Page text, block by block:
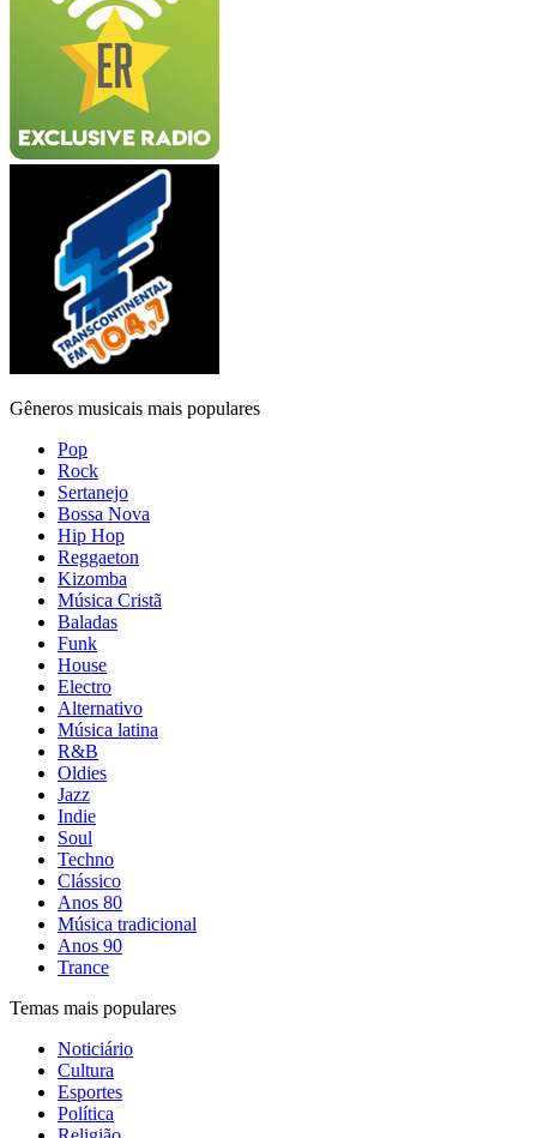
Gêneros musicais mais populares
Pop
Rock
Sertanejo
Bossa Nova
Hip Hop
Reggaeton
Kizomba
Música Cristã
Baladas
Funk
House
Electro
Alternativo
Música latina
R&B
Oldies
Jazz
Indie
Soul
Techno
Clássico
Anos 80
Música tradicional
Anos 90
Trance
Temas mais populares
Noticiário
Cultura
Esportes
Política